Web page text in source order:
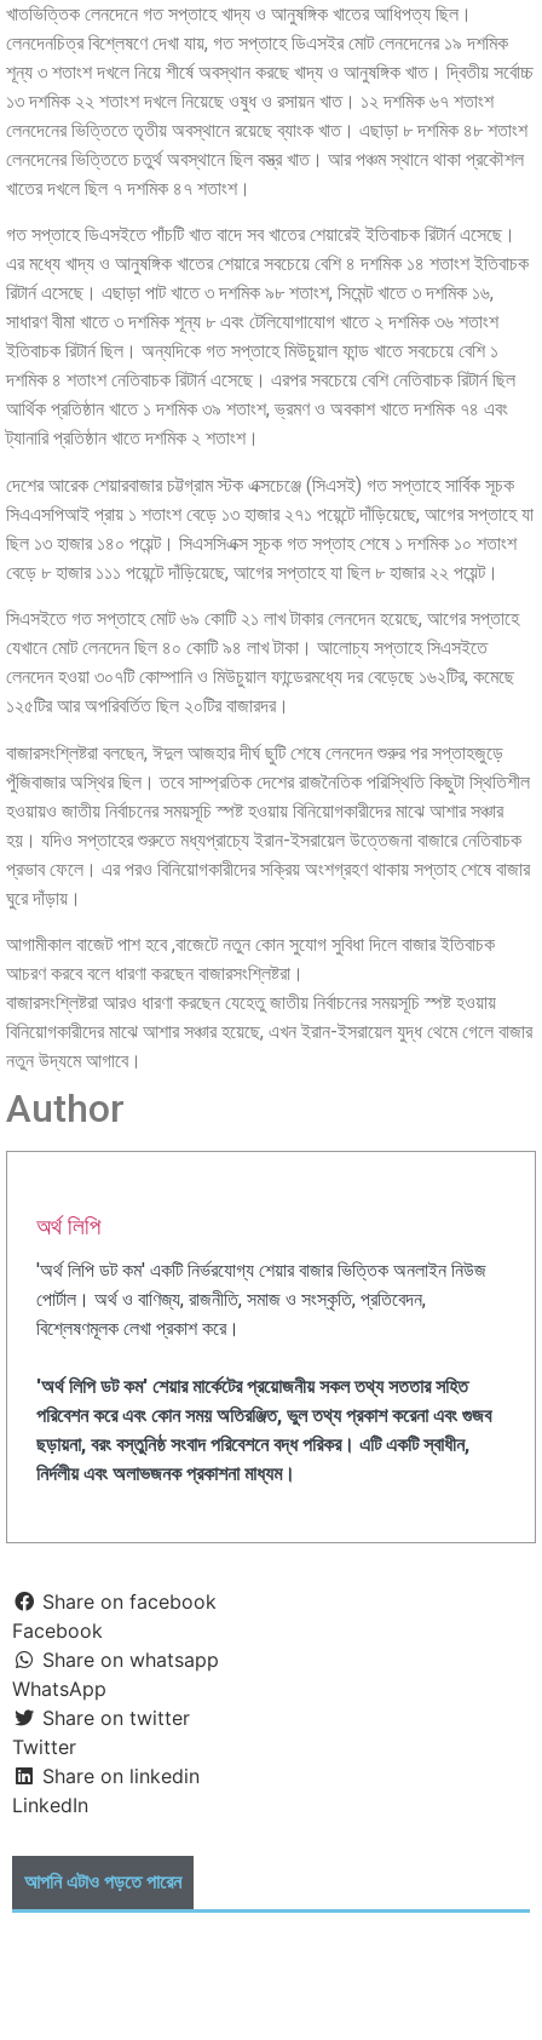
খাতভিত্তিক লেনদেনে গত সপ্তাহে খাদ্য ও আনুষঙ্গিক খাতের আধিপত্য ছিল।
লেনদেনচিত্র বিশ্লেষণে দেখা যায়, গত সপ্তাহে ডিএসইর মোট লেনদেনের ১৯ দশমিক
শূন্য ৩ শতাংশ দখলে নিয়ে শীর্ষে অবস্থান করছে খাদ্য ও আনুষঙ্গিক খাত। দ্বিতীয় সর্বোচ্চ
১৩ দশমিক ২২ শতাংশ দখলে নিয়েছে ওষুধ ও রসায়ন খাত। ১২ দশমিক ৬৭ শতাংশ
লেনদেনের ভিত্তিতে তৃতীয় অবস্থানে রয়েছে ব্যাংক খাত। এছাড়া ৮ দশমিক ৪৮ শতাংশ
লেনদেনের ভিত্তিতে চতুর্থ অবস্থানে ছিল বস্ত্র খাত। আর পঞ্চম স্থানে থাকা প্রকৌশল
খাতের দখলে ছিল ৭ দশমিক ৪৭ শতাংশ।
গত সপ্তাহে ডিএসইতে পাঁচটি খাত বাদে সব খাতের শেয়ারেই ইতিবাচক রিটার্ন এসেছে।
এর মধ্যে খাদ্য ও আনুষঙ্গিক খাতের শেয়ারে সবচেয়ে বেশি ৪ দশমিক ১৪ শতাংশ ইতিবাচক
রিটার্ন এসেছে। এছাড়া পাট খাতে ৩ দশমিক ৯৮ শতাংশ, সিমেন্ট খাতে ৩ দশমিক ১৬,
সাধারণ বীমা খাতে ৩ দশমিক শূন্য ৮ এবং টেলিযোগাযোগ খাতে ২ দশমিক ৩৬ শতাংশ
ইতিবাচক রিটার্ন ছিল। অন্যদিকে গত সপ্তাহে মিউচুয়াল ফান্ড খাতে সবচেয়ে বেশি ১
দশমিক ৪ শতাংশ নেতিবাচক রিটার্ন এসেছে। এরপর সবচেয়ে বেশি নেতিবাচক রিটার্ন ছিল
আর্থিক প্রতিষ্ঠান খাতে ১ দশমিক ৩৯ শতাংশ, ভ্রমণ ও অবকাশ খাতে দশমিক ৭৪ এবং
ট্যানারি প্রতিষ্ঠান খাতে দশমিক ২ শতাংশ।
দেশের আরেক শেয়ারবাজার চট্টগ্রাম স্টক এক্সচেঞ্জে (সিএসই) গত সপ্তাহে সার্বিক সূচক
সিএএসপিআই প্রায় ১ শতাংশ বেড়ে ১৩ হাজার ২৭১ পয়েন্টে দাঁড়িয়েছে, আগের সপ্তাহে যা
ছিল ১৩ হাজার ১৪০ পয়েন্ট। সিএসসিএক্স সূচক গত সপ্তাহ শেষে ১ দশমিক ১০ শতাংশ
বেড়ে ৮ হাজার ১১১ পয়েন্টে দাঁড়িয়েছে, আগের সপ্তাহে যা ছিল ৮ হাজার ২২ পয়েন্ট।
সিএসইতে গত সপ্তাহে মোট ৬৯ কোটি ২১ লাখ টাকার লেনদেন হয়েছে, আগের সপ্তাহে
যেখানে মোট লেনদেন ছিল ৪০ কোটি ৯৪ লাখ টাকা। আলোচ্য সপ্তাহে সিএসইতে
লেনদেন হওয়া ৩০৭টি কোম্পানি ও মিউচুয়াল ফান্ডেরমধ্যে দর বেড়েছে ১৬২টির, কমেছে
১২৫টির আর অপরিবর্তিত ছিল ২০টির বাজারদর।
বাজারসংশ্লিষ্টরা বলছেন, ঈদুল আজহার দীর্ঘ ছুটি শেষে লেনদেন শুরুর পর সপ্তাহজুড়ে
পুঁজিবাজার অস্থির ছিল। তবে সাম্প্রতিক দেশের রাজনৈতিক পরিস্থিতি কিছুটা স্থিতিশীল
হওয়ায়ও জাতীয় নির্বাচনের সময়সূচি স্পষ্ট হওয়ায় বিনিয়োগকারীদের মাঝে আশার সঞ্চার
হয়। যদিও সপ্তাহের শুরুতে মধ্যপ্রাচ্যে ইরান-ইসরায়েল উত্তেজনা বাজারে নেতিবাচক
প্রভাব ফেলে। এর পরও বিনিয়োগকারীদের সক্রিয় অংশগ্রহণ থাকায় সপ্তাহ শেষে বাজার
ঘুরে দাঁড়ায়।
আগামীকাল বাজেট পাশ হবে ,বাজেটে নতুন কোন সুযোগ সুবিধা দিলে বাজার ইতিবাচক
আচরণ করবে বলে ধারণা করছেন বাজারসংশ্লিষ্টরা।
বাজারসংশ্লিষ্টরা আরও ধারণা করছেন যেহেতু জাতীয় নির্বাচনের সময়সূচি স্পষ্ট হওয়ায়
বিনিয়োগকারীদের মাঝে আশার সঞ্চার হয়েছে, এখন ইরান-ইসরায়েল যুদ্ধ থেমে গেলে বাজার
নতুন উদ্যমে আগাবে।
Author
অর্থ লিপি
'অর্থ লিপি ডট কম' একটি নির্ভরযোগ্য শেয়ার বাজার ভিত্তিক অনলাইন নিউজ
পোর্টাল। অর্থ ও বাণিজ্য, রাজনীতি, সমাজ ও সংস্কৃতি, প্রতিবেদন,
বিশ্লেষণমূলক লেখা প্রকাশ করে।
'অর্থ লিপি ডট কম' শেয়ার মার্কেটের প্রয়োজনীয় সকল তথ্য সততার সহিত
পরিবেশন করে এবং কোন সময় অতিরঞ্জিত, ভুল তথ্য প্রকাশ করেনা এবং গুজব
ছড়ায়না, বরং বস্তুনিষ্ঠ সংবাদ পরিবেশনে বদ্ধ পরিকর। এটি একটি স্বাধীন,
নির্দলীয় এবং অলাভজনক প্রকাশনা মাধ্যম।
Share on facebook
Facebook
Share on whatsapp
WhatsApp
Share on twitter
Twitter
Share on linkedin
LinkedIn
আপনি এটাও পড়তে পারেন